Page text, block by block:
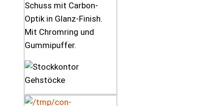
Schuss mit Carbon-
Optik in Glanz-Finish.
Mit Chromring und
Gummipuffer.